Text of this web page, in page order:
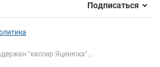
Подписаться
"кассир Яценюка"...